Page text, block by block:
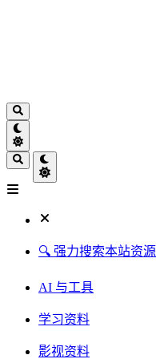
🔍 强力搜索本站资源
AI 与工具
学习资料
影视资料